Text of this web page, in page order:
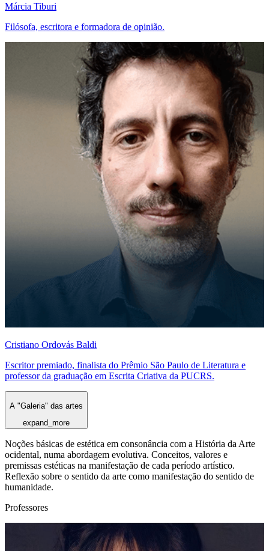
Márcia Tiburi
Filósofa, escritora e formadora de opinião.
Cristiano Ordovás Baldi
Escritor premiado, finalista do Prêmio São Paulo de Literatura e
professor da graduação em Escrita Criativa da PUCRS.
A "Galeria" das artes
expand_more
Noções básicas de estética em consonância com a História da Arte
ocidental, numa abordagem evolutiva. Conceitos, valores e
premissas estéticas na manifestação de cada período artístico.
Reflexão sobre o sentido da arte como manifestação do sentido de
humanidade.
Professores